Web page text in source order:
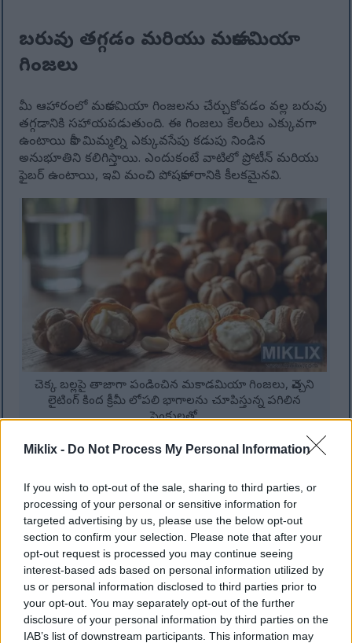
Miklix - Do Not Process My Personal Information
If you wish to opt-out of the sale, sharing to third parties, or
processing of your personal or sensitive information for
targeted advertising by us, please use the below opt-out
section to confirm your selection. Please note that after your
opt-out request is processed you may continue seeing
interest-based ads based on personal information utilized by
us or personal information disclosed to third parties prior to
your opt-out. You may separately opt-out of the further
disclosure of your personal information by third parties on the
IAB’s list of downstream participants. This information may
బరువు తగ్గడం మరియు మకాడమియా
గింజలు
మీ ఆహారంలో మకాడమియా గింజలను చేర్చుకోవడం వల్ల బరువు
తగ్గడానికి సహాయపడుతుంది. ఈ గింజలు కేలరీలు ఎక్కువగా
ఉంటాయి కానీ మిమ్మల్ని ఎక్కువసేపు కడుపు నిండిన
అనుభూతిని కలిగిస్తాయి. ఎందుకంటే వాటిలో ప్రోటీన్ మరియు
ఫైబర్ ఉంటాయి, ఇవి మంచి పోషకాహారానికి కీలకమైనవి.
చెక్క బల్లపై తాజాగా పండించిన మకాడమియా గింజలు, వెచ్చని
లైటింగ్ కింద క్రీమీ లోపలి భాగాలను చూపిస్తున్న పగిలిన
పెంకులతో.
చిత్రంపై క్లిక్ చేయండి లేదా నొక్కండి.
రోజుకు కొన్ని మకాడమియా గింజలు తినడం వల్ల బరువు
నియంత్రణలో సహాయపడుతుందని అధ్యయనాలు
చెబుతున్నాయి. చాలా మందికి తమ వద్ద ఎన్ని కేలరీలు
ఉన్నాయో తెలియదు. కానీ, అవి ఆరోగ్యకరమైన ఆహారంలో భాగం
కావచ్చు మరియు ఆకలిని నియంత్రించడంలో సహాయపడతాయి.
బరువు తగ్గడానికి మకాడమియా గింజలు ఎందుకు మంచివో
ఇక్కడ కొన్ని కారణాలు ఉన్నాయి:
వాటిలో ఆరోగ్యకరమైన కొవ్వులు ఉంటాయి, ఇవి మీకు